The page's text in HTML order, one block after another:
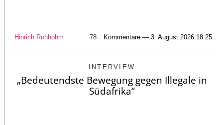
Hinrich Rohbohm 78 Kommentare — 3. August 2026 18:25
INTERVIEW
„Bedeutendste Bewegung gegen Illegale in
Südafrika“